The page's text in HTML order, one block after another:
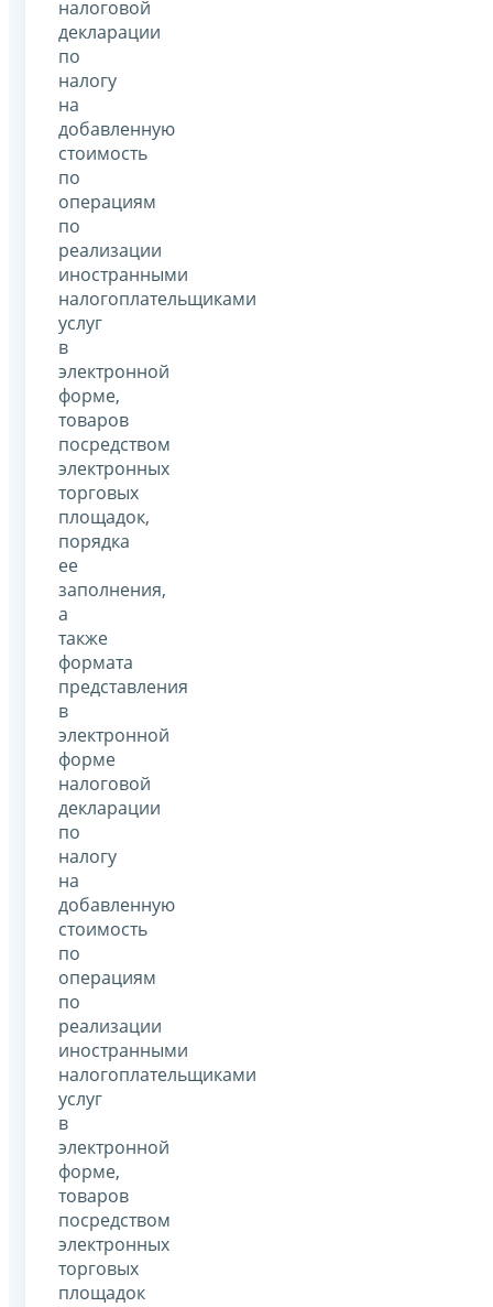
налоговой
декларации
по
налогу
на
добавленную
стоимость
по
операциям
по
реализации
иностранными
налогоплательщиками
услуг
в
электронной
форме,
товаров
посредством
электронных
торговых
площадок,
порядка
ее
заполнения,
а
также
формата
представления
в
электронной
форме
налоговой
декларации
по
налогу
на
добавленную
стоимость
по
операциям
по
реализации
иностранными
налогоплательщиками
услуг
в
электронной
форме,
товаров
посредством
электронных
торговых
площадок